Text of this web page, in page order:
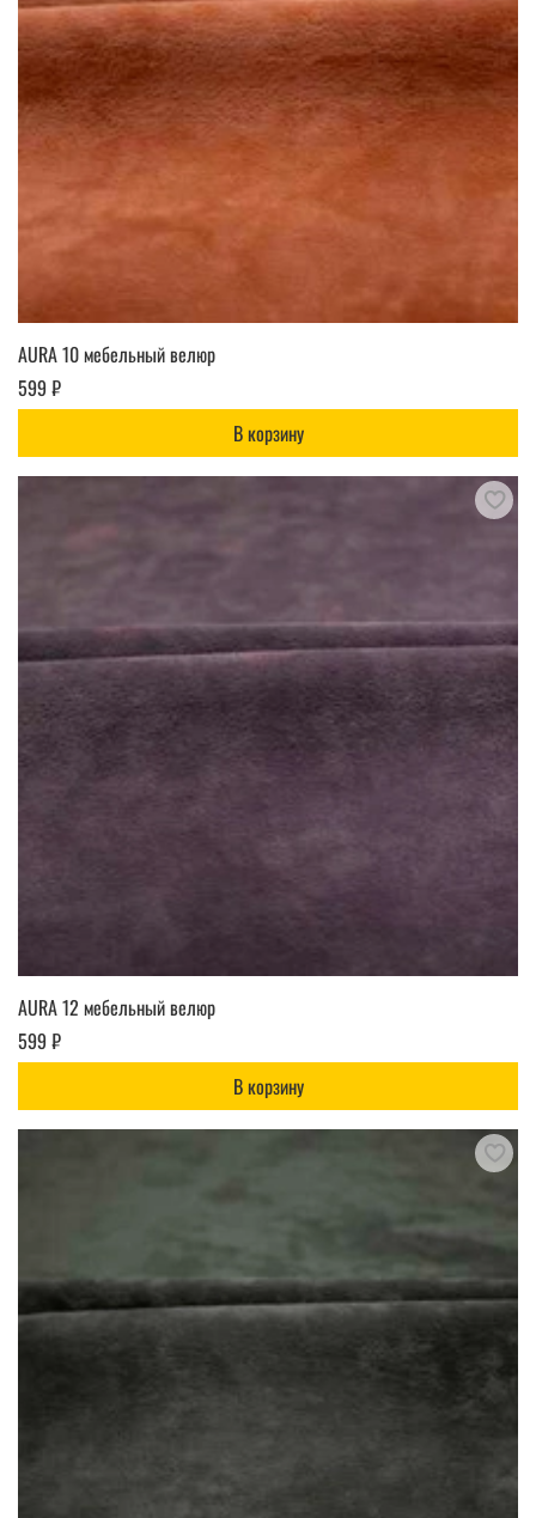
AURA 10 мебельный велюр
599 ₽
В корзину
AURA 12 мебельный велюр
599 ₽
В корзину